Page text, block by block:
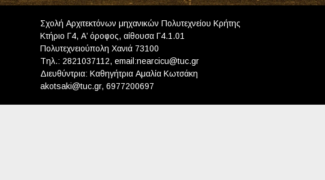
Σχολή Αρχιτεκτόνων μηχανικών Πολυτεχνείου Κρήτης
Κτήριο Γ4, Α’ όροφος, αίθουσα Γ4.1.01
Πολυτεχνειούπολη Χανιά 73100
Tηλ.: 2821037112, email:nearcicu@tuc.gr
Διευθύντρια: Καθηγήτρια Αμαλία Κωτσάκη
akotsaki@tuc.gr, 6977200697